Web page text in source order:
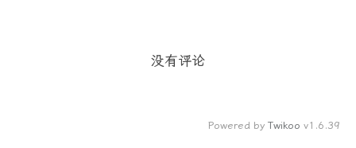
没有评论
Powered by Twikoo v1.6.39